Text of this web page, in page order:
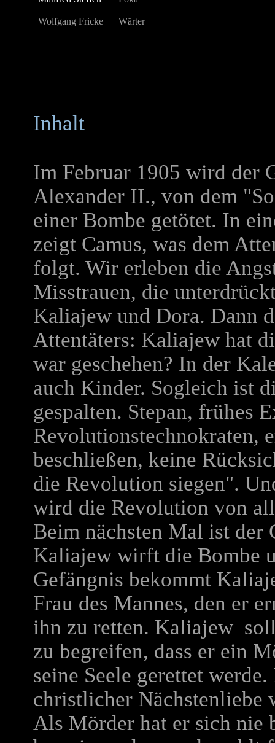
Wolfgang Fricke Wärter
Inhalt
Im Februar 1905 wird der
Alexander II., von dem
einer Bombe getötet. In
zeigt Camus, was dem
folgt. Wir erleben die
Misstrauen, die
Kaliajew und Dora. Dann
Attentäters: Kaliajew hat
war geschehen? In der
auch Kinder. Sogleich ist
gespalten. Stepan, frühes
Revolutionstechnokraten,
beschließen, keine
die Revolution siegen".
wird die Revolution von
Beim nächsten Mal ist der
Kaliajew wirft die Bombe
Gefängnis bekommt
Frau des Mannes, den er
ihn zu retten. Kaliajew
zu begreifen, dass er ein
seine Seele gerettet
christlicher Nächstenliebe
Als Mörder hat er sich nie